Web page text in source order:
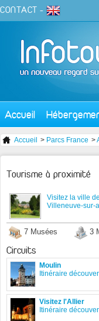
CONTACT -
Accueil
Accueil > Parcs France >
Tourisme à proximité
Visitez la ville de
Villeneuve-sur-
7 Musées 3
Circuits
Moulin
Itinéraire
Visitez l'Allier
Itinéraire